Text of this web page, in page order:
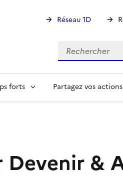
Réseau 1D
Rechercher
Rechercher
forts Partagez vos
&